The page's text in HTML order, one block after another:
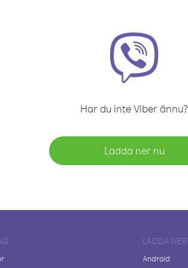
Har du inte Viber ännu?
Ladda ner nu
LADDA NER
Android